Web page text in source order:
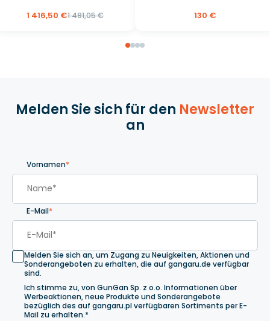
1 416,50 €1 491,05 €
130 €
Melden Sie sich für den Newsletter
an
Vornamen*
E-Mail*
Melden Sie sich an, um Zugang zu Neuigkeiten, Aktionen und
Sonderangeboten zu erhalten, die auf gangaru.de verfügbar
sind.
Ich stimme zu, von GunGan Sp. z o.o. Informationen über
Werbeaktionen, neue Produkte und Sonderangebote
bezüglich des auf gangaru.pl verfügbaren Sortiments per E-
Mail zu erhalten.*